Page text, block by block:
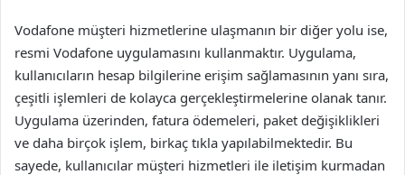
Vodafone müşteri hizmetlerine ulaşmanın bir diğer yolu ise,
resmi Vodafone uygulamasını kullanmaktır. Uygulama,
kullanıcıların hesap bilgilerine erişim sağlamasının yanı sıra,
çeşitli işlemleri de kolayca gerçekleştirmelerine olanak tanır.
Uygulama üzerinden, fatura ödemeleri, paket değişiklikleri
ve daha birçok işlem, birkaç tıkla yapılabilmektedir. Bu
sayede, kullanıcılar müşteri hizmetleri ile iletişim kurmadan